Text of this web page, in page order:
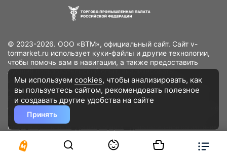
© 2023-2026. ООО «ВТМ», официальный сайт. Сайт v-
tormarket.ru использует куки-файлы и другие технологии,
чтобы помочь вам в навигации, а также предоставить
лучший пользовательский опыт, анализировать
использование наших продуктов и услуг, повысить
качество рекламных и маркетинговых активностей. Если
Вы не хотите, чтобы Ваши пользовательские данные
обрабатывались, пожалуйста, ограничьте их использование
в своём браузере.
конфиденциальности
Разработано DST Global
Мы используем cookies, чтобы анализировать, как
вы пользуетесь сайтом, рекомендовать полезное
и создавать другие удобства на сайте
Принять